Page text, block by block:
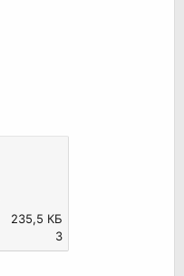
235,5 КБ
3